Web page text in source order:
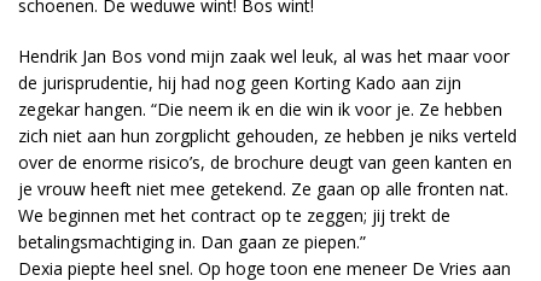
schoenen. De weduwe wint! Bos wint!
Hendrik Jan Bos vond mijn zaak wel leuk, al was het maar voor
de jurisprudentie, hij had nog geen Korting Kado aan zijn
zegekar hangen. “Die neem ik en die win ik voor je. Ze hebben
zich niet aan hun zorgplicht gehouden, ze hebben je niks verteld
over de enorme risico’s, de brochure deugt van geen kanten en
je vrouw heeft niet mee getekend. Ze gaan op alle fronten nat.
We beginnen met het contract op te zeggen; jij trekt de
betalingsmachtiging in. Dan gaan ze piepen.”
Dexia piepte heel snel. Op hoge toon ene meneer De Vries aan